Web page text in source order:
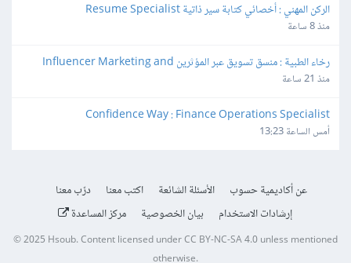
الركن المهني : أخصائي كتابة سير ذاتية Resume Specialist
منذ 8 ساعة
Production Coordinator
منذ 21 ساعة
Confidence Way : Finance Operations Specialist
أمس الساعة 13:23
عن أكاديمية حسوب الأسئلة الشائعة اكتب معنا
درّب معنا
إرشادات الاستخدام
بيان الخصوصية مركز المساعدة
© 2025 Hsoub.Content licensed underCC BY-NC-SA 4.0unless mentioned